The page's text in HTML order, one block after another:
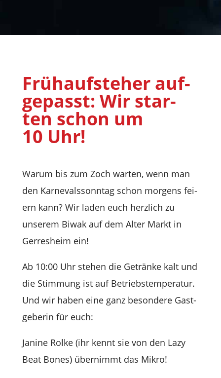
Früh­auf­ste­her auf­
ge­passt: Wir star­
ten schon um
10 Uhr!
Warum bis zum Zoch war­ten, wenn man
den Kar­ne­vals­sonn­tag schon mor­gens fei­
ern kann? Wir laden euch herz­lich zu
unse­rem Biwak auf dem Alter Markt in
Ger­res­heim ein!
Ab 10:00 Uhr ste­hen die Getränke kalt und
die Stim­mung ist auf Betriebs­tem­pe­ra­tur.
Und wir haben eine ganz beson­dere Gast­
ge­be­rin für euch:
Janine Rolke (ihr kennt sie von den Lazy
Beat Bones) über­nimmt das Mikro!